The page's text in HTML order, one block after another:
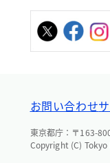
お問い合わせ
東京都庁：〒163-
Copyright (C)